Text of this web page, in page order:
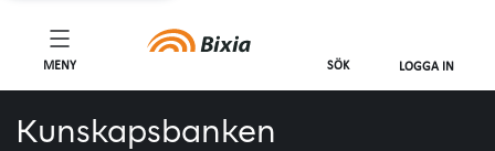
MENY SÖK LOGGA IN
Kunskapsbanken